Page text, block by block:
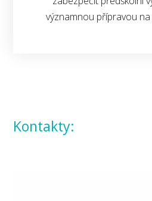
významnou přípravou
Kontakty: